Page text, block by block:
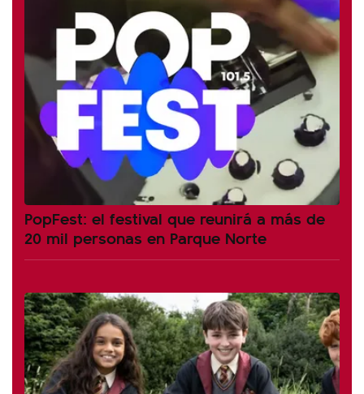
PopFest: el festival que reunirá a más de
20 mil personas en Parque Norte